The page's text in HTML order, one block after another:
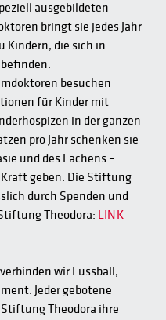
ausgebildeten
bringt sie jedes Jahr
Kindern, die sich in
besuchen
für Kinder mit
in der ganzen
pro Jahr schenken sie
und des Lachens –
geben. Die Stiftung
durch Spenden und
Theodora: LINK
wir Fussball,
Jeder gebotene
Theodora ihre